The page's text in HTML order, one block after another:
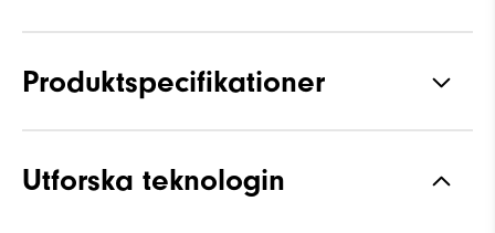
Produktspecifikationer
Dämpning
Utforska teknologin